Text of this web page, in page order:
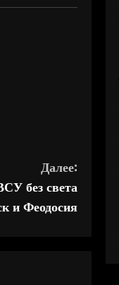
Далее:
без света
и Феодосия